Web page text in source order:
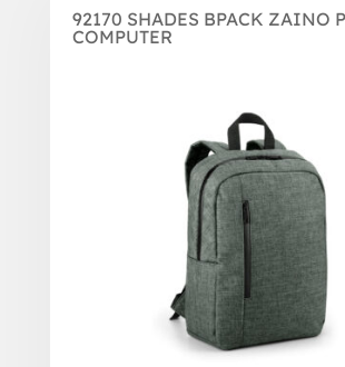
92170 SHADES BPACK ZAINO
COMPUTER